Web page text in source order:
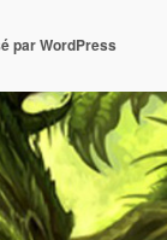
par WordPress